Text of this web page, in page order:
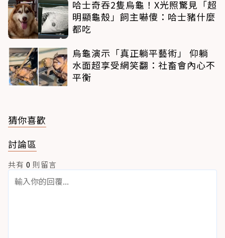
哈士奇吞2隻烏龜！X光照驚見「超
明顯龜殼」飼主嚇傻：哈士豬什麼
都吃
烏龜演示「真正躺平藝術」 仰躺
水面超享受網笑翻：社畜會內心不
平衡
猜你喜歡
討論區
共有 0 則留言